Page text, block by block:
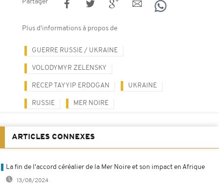
Partager
Plus d'informations à propos de
GUERRE RUSSIE / UKRAINE
VOLODYMYR ZELENSKY
RECEP TAYYIP ERDOGAN UKRAINE
RUSSIE MER NOIRE
ARTICLES CONNEXES
La fin de l'accord céréalier de la Mer Noire et son impact en Afrique
13/08/2024